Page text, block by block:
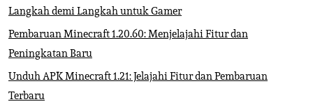
Langkah demi Langkah untuk Gamer
Pembaruan Minecraft 1.20.60: Menjelajahi Fitur dan
Peningkatan Baru
Unduh APK Minecraft 1.21: Jelajahi Fitur dan Pembaruan
Terbaru